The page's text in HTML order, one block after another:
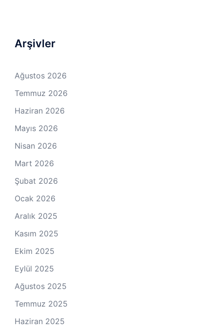
Arşivler
Ağustos 2026
Temmuz 2026
Haziran 2026
Mayıs 2026
Nisan 2026
Mart 2026
Şubat 2026
Ocak 2026
Aralık 2025
Kasım 2025
Ekim 2025
Eylül 2025
Ağustos 2025
Temmuz 2025
Haziran 2025